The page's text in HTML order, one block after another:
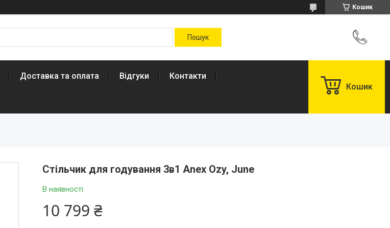
Кошик
Доставка та оплата Відгуки Контакти
Кошик
Стільчик для годування 3в1 Anex Ozy, June
В наявності
10 799 ₴